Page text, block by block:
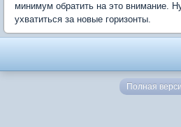
минимум обратить на это внимание.
ухватиться за новые горизонты.
Полная